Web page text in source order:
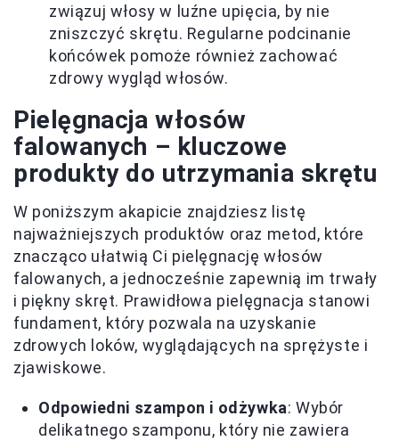
związuj włosy w luźne upięcia, by nie
zniszczyć skrętu. Regularne podcinanie
końcówek pomoże również zachować
zdrowy wygląd włosów.
Pielęgnacja włosów
falowanych – kluczowe
produkty do utrzymania skrętu
W poniższym akapicie znajdziesz listę
najważniejszych produktów oraz metod, które
znacząco ułatwią Ci pielęgnację włosów
falowanych, a jednocześnie zapewnią im trwały
i piękny skręt. Prawidłowa pielęgnacja stanowi
fundament, który pozwala na uzyskanie
zdrowych loków, wyglądających na sprężyste i
zjawiskowe.
Odpowiedni szampon i odżywka: Wybór
delikatnego szamponu, który nie zawiera